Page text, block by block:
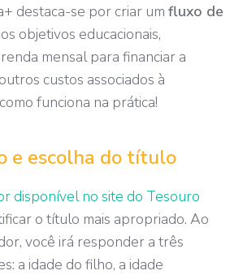
destaca-se por criar um fluxo de
objetivos educacionais,
mensal para financiar a
custos associados à
funciona na prática!
e escolha do título
disponível no site do Tesouro
o título mais apropriado. Ao
você irá responder a três
a idade do filho, a idade